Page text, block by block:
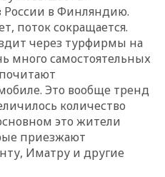
России в Финляндию.
поток сокращается.
через турфирмы на
много самостоятельных
Это вообще тренд
количество
это жители
приезжают
Иматру и другие